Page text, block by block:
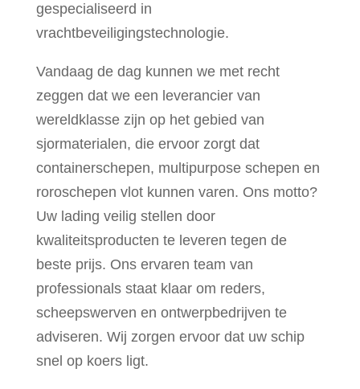
gespecialiseerd in
vrachtbeveiligingstechnologie.
Vandaag de dag kunnen we met recht
zeggen dat we een leverancier van
wereldklasse zijn op het gebied van
sjormaterialen, die ervoor zorgt dat
containerschepen, multipurpose schepen en
roroschepen vlot kunnen varen. Ons motto?
Uw lading veilig stellen door
kwaliteitsproducten te leveren tegen de
beste prijs. Ons ervaren team van
professionals staat klaar om reders,
scheepswerven en ontwerpbedrijven te
adviseren. Wij zorgen ervoor dat uw schip
snel op koers ligt.